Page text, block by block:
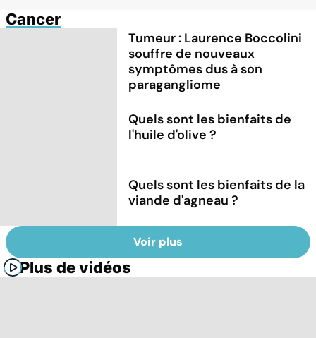
Cancer
Tumeur : Laurence Boccolini
souffre de nouveaux
symptômes dus à son
paragangliome
Quels sont les bienfaits de
l'huile d'olive ?
Quels sont les bienfaits de la
viande d'agneau ?
Voir plus
Plus de vidéos